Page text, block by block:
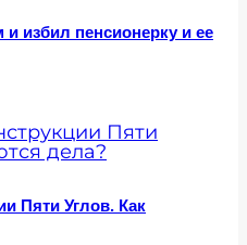
избил пенсионерку и ее
Пяти Углов. Как